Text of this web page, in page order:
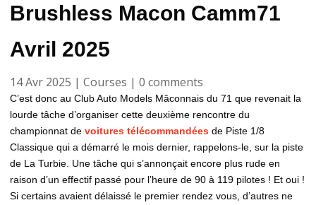
Brushless Macon Camm71
Avril 2025
14 Avr 2025 | Courses | 0 comments
C’est donc au Club Auto Models Mâconnais du 71 que revenait la
lourde tâche d’organiser cette deuxième rencontre du
championnat de voitures télécommandées de Piste 1/8
Classique qui a démarré le mois dernier, rappelons-le, sur la piste
de La Turbie. Une tâche qui s’annonçait encore plus rude en
raison d’un effectif passé pour l’heure de 90 à 119 pilotes ! Et oui !
Si certains avaient délaissé le premier rendez vous, d’autres ne